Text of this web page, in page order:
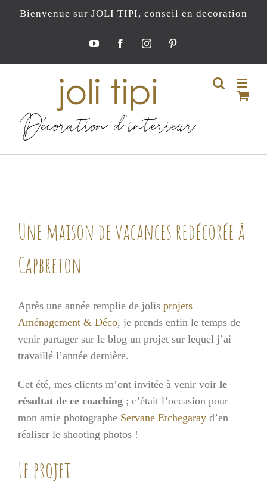
Passer
au
Bienvenue sur JOLI TIPI, conseil en decoration
YouTubeFacebookInstagramPinterest
Une maison de vacances redécorée à
Capbreton
Après une année remplie de jolis projets
Aménagement & Déco, je prends enfin le temps de
venir partager sur le blog un projet sur lequel j’ai
travaillé l’année dernière.
Cet été, mes clients m’ont invitée à venir voir le
résultat de ce coaching ; c’était l’occasion pour
mon amie photographe Servane Etchegaray d’en
réaliser le shooting photos !
Le projet